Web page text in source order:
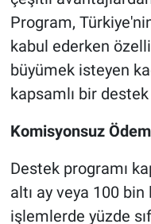
Program,
kabul ederken
büyümek isteyen
kapsamlı bir
Komisyonsuz
Destek programı
altı ay veya 100
işlemlerde yüzde